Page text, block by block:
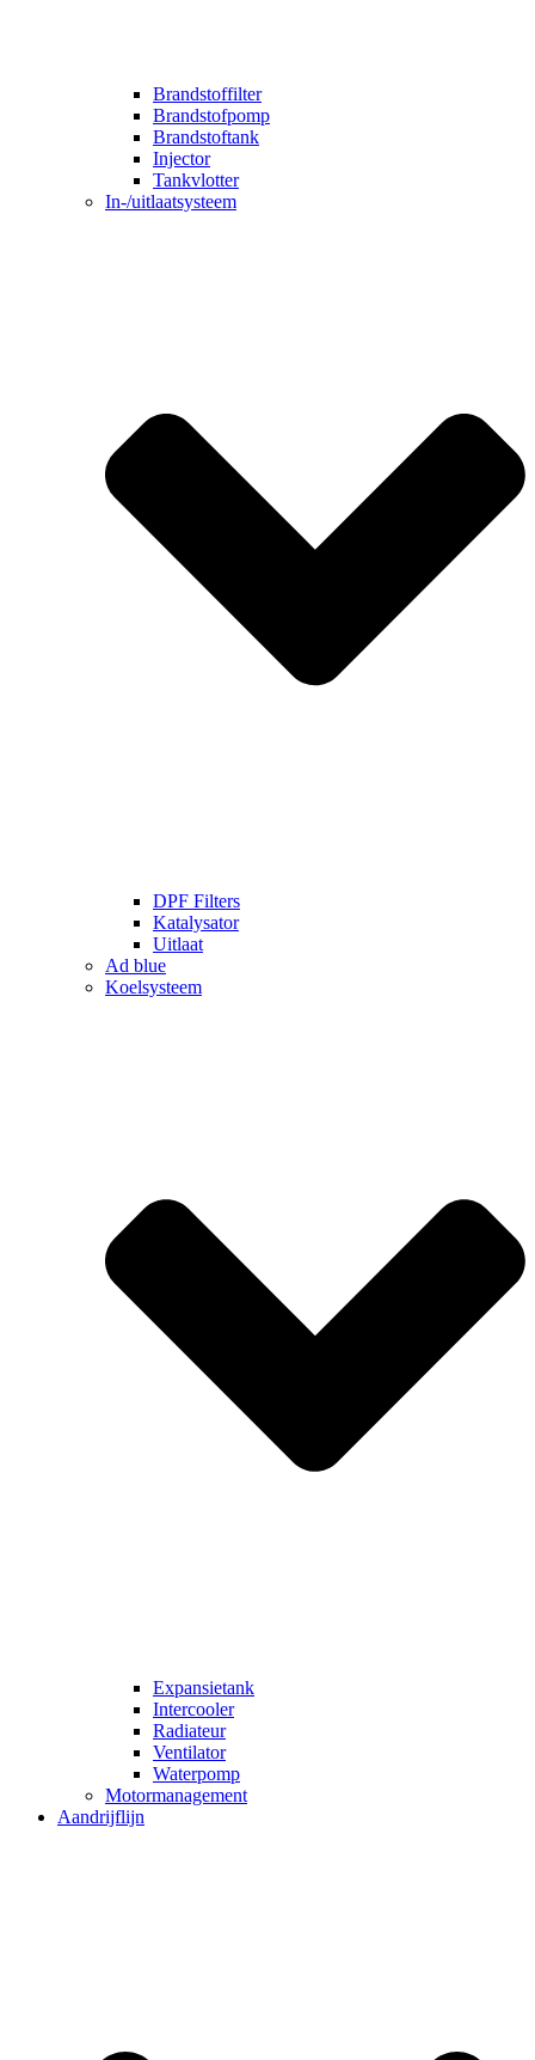
Brandstoffilter
Brandstofpomp
Brandstoftank
Injector
Tankvlotter
In-/uitlaatsysteem
DPF Filters
Katalysator
Uitlaat
Ad blue
Koelsysteem
Expansietank
Intercooler
Radiateur
Ventilator
Waterpomp
Motormanagement
Aandrijflijn